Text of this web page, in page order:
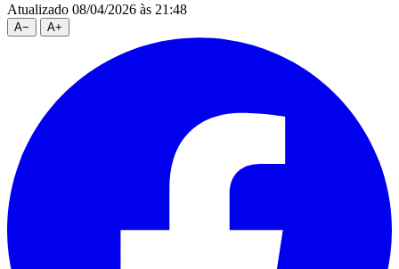
Atualizado 08/04/2026 às 21:48
A− A+